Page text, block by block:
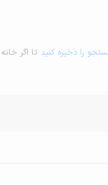
را ذخیره کنید تا اگر